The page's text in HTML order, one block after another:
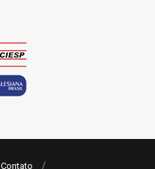
Contato